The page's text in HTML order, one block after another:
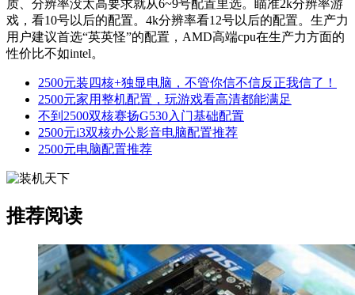
质、分辨率没太高要求就从6~9号配置里选。瞄准2k分辨率游
戏，看10号以后的配置。4k分辨率看12号以后的配置。生产力
用户建议首选“英英怪”的配置，AMD高端cpu在生产力方面的
性价比不如intel。
2500元装四核+独显电脑，不管你信不信反正我信了！
2500元家用整机配置，玩游戏看高清都能满足
不到2500双核赛扬G530入门基础配置
2500元i3双核办公影音电脑配置推荐
2500元电脑配置推荐
推荐阅读